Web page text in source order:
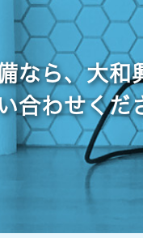
なら、大和
合わせくだ